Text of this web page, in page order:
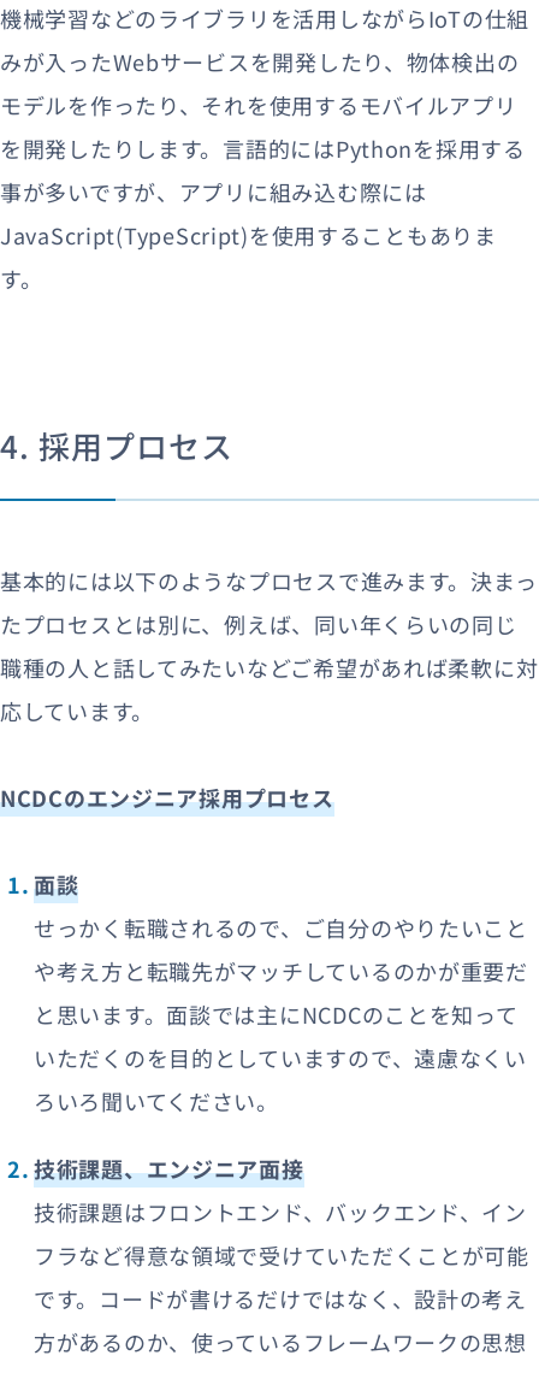
機械学習などのライブラリを活用しながらIoTの仕組
みが入ったWebサービスを開発したり、物体検出の
モデルを作ったり、それを使用するモバイルアプリ
を開発したりします。言語的にはPythonを採用する
事が多いですが、アプリに組み込む際には
JavaScript(TypeScript)を使用することもありま
す。
4. 採用プロセス
基本的には以下のようなプロセスで進みます。決まっ
たプロセスとは別に、例えば、同い年くらいの同じ
職種の人と話してみたいなどご希望があれば柔軟に対
応しています。
NCDCのエンジニア採用プロセス
面談
せっかく転職されるので、ご自分のやりたいこと
や考え方と転職先がマッチしているのかが重要だ
と思います。面談では主にNCDCのことを知って
いただくのを目的としていますので、遠慮なくい
ろいろ聞いてください。
技術課題、エンジニア面接
技術課題はフロントエンド、バックエンド、イン
フラなど得意な領域で受けていただくことが可能
です。コードが書けるだけではなく、設計の考え
方があるのか、使っているフレームワークの思想